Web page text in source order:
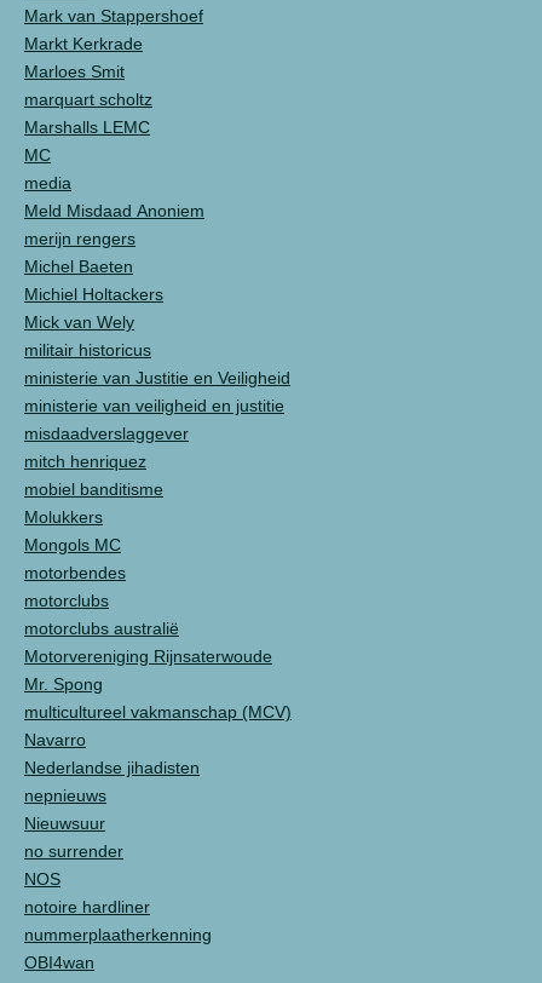
Mark van Stappershoef
Markt Kerkrade
Marloes Smit
marquart scholtz
Marshalls LEMC
MC
media
Meld Misdaad Anoniem
merijn rengers
Michel Baeten
Michiel Holtackers
Mick van Wely
militair historicus
ministerie van Justitie en Veiligheid
ministerie van veiligheid en justitie
misdaadverslaggever
mitch henriquez
mobiel banditisme
Molukkers
Mongols MC
motorbendes
motorclubs
motorclubs australië
Motorvereniging Rijnsaterwoude
Mr. Spong
multicultureel vakmanschap (MCV)
Navarro
Nederlandse jihadisten
nepnieuws
Nieuwsuur
no surrender
NOS
notoire hardliner
nummerplaatherkenning
OBI4wan